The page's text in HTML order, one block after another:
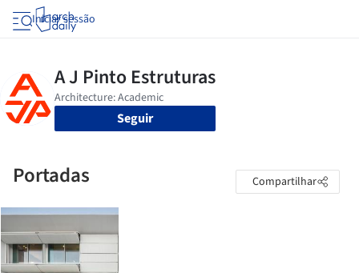
Iniciar sessão
Seguir
Portadas Compartilhar